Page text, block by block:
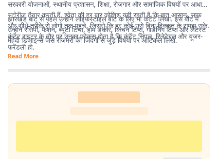
सरकारी योजनाओं, स्थानीय प्रशासन, शिक्षा, रोजगार और सामाजिक विषयों पर आधारित
स्टोरीज तैयार करती हैं. श्वेता की हर बार कोशिश यही रहती है कि बात आसान, साफ
और सीधे तरीके से लोगों तक पहुंचे, जिससे कि हर कोई उसे बिना दिक्कत के समझ सके.
कंटेंट राइटर के तौर पर उनका फोकस होता है कि कंटेंट सिंपल, रिलेटेबल और यूजर-
फ्रेंडली हो.
झारखंड बीट से पहले उन्होंने लाइफस्टाइल बीट के लिए भी कंटेंट लिखा. इस बीट में
उन्होंने रेसिपी, फैशन, ब्यूटी टिप्स, होम डेकोर, किचन टिप्स, गार्डनिंग टिप्स और लेटेस्ट
मेहंदी डिजाइन्स जैसे रोजमर्रा की जिंदगी से जुड़े विषयों पर आर्टिकल लिखे.
Read More